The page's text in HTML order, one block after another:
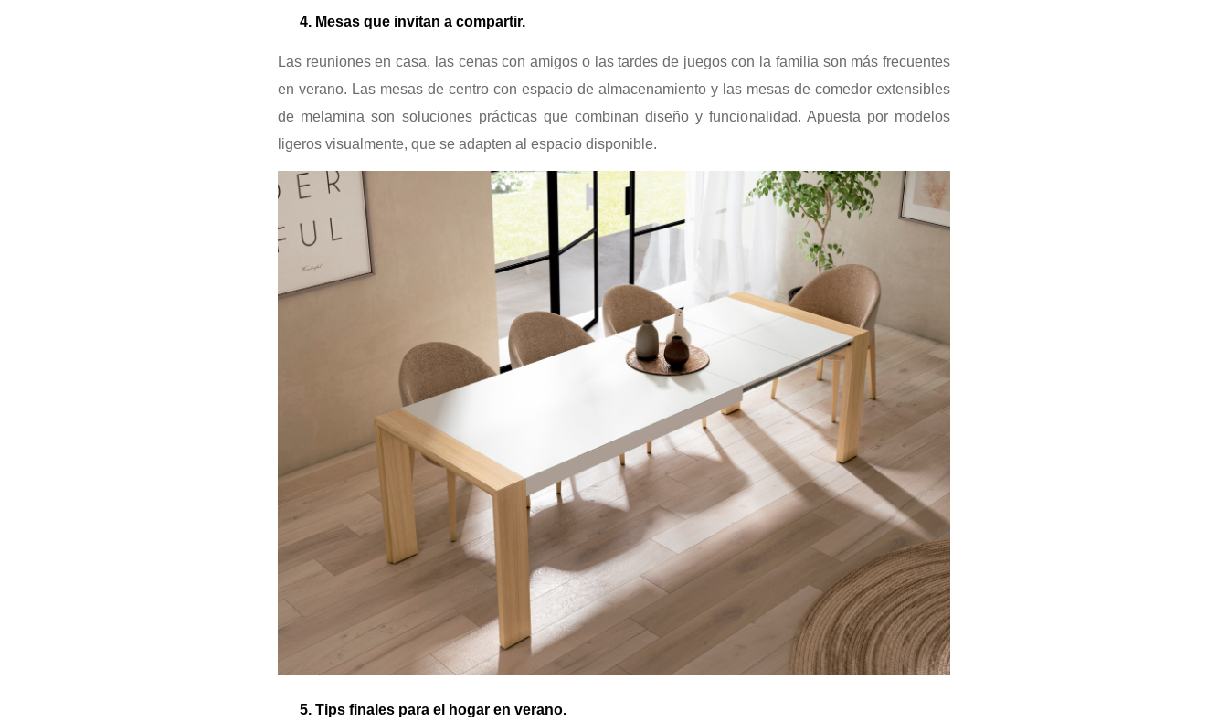
4. Mesas que invitan a compartir.
Las reuniones en casa, las cenas con amigos o las tardes de juegos con la familia son más frecuentes
en verano. Las mesas de centro con espacio de almacenamiento y las mesas de comedor extensibles
de melamina son soluciones prácticas que combinan diseño y funcionalidad. Apuesta por modelos
ligeros visualmente, que se adapten al espacio disponible.
5. Tips finales para el hogar en verano.